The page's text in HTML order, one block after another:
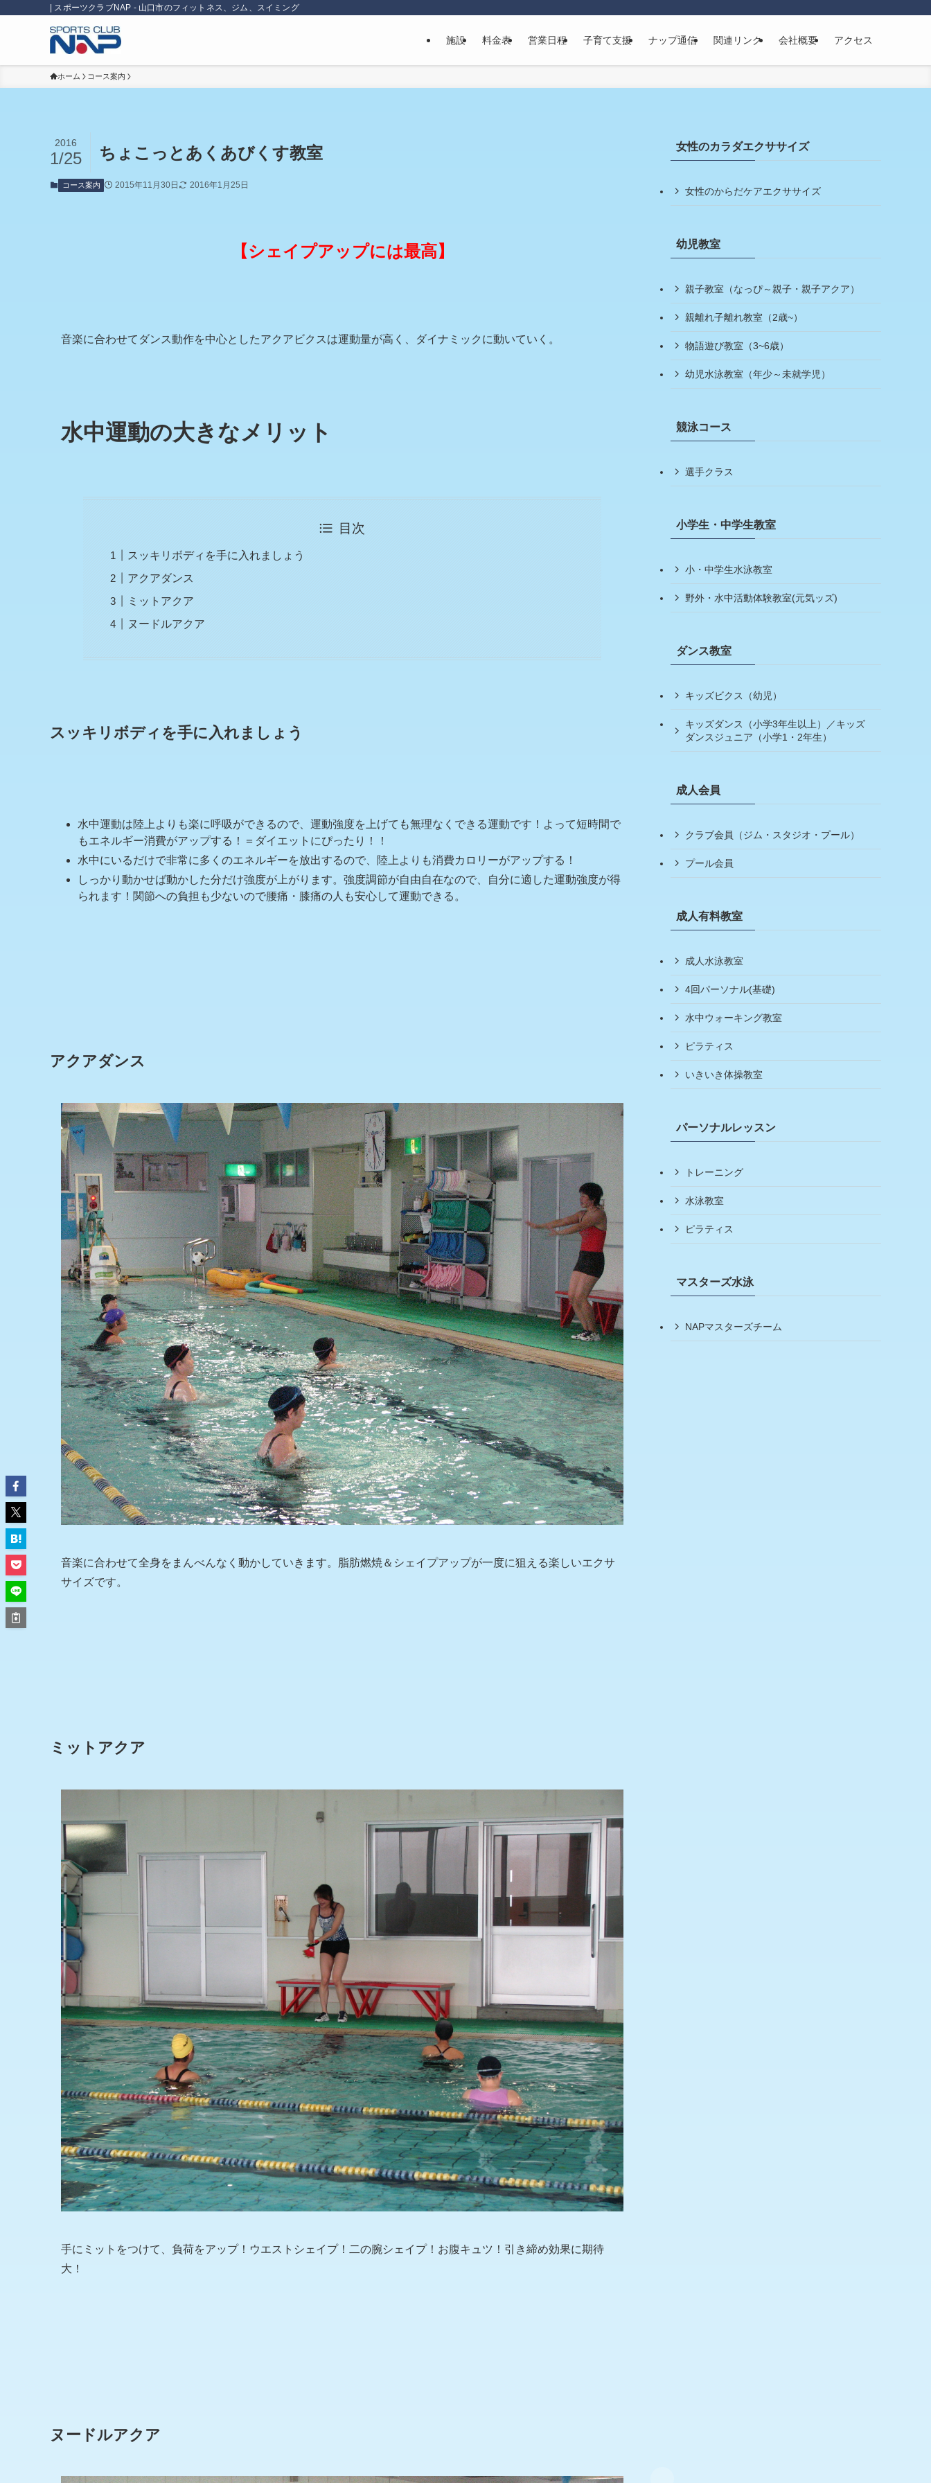
| スポーツクラブNAP - 山口市のフィットネス、ジム、スイミング
施設 料金表 営業日程 子育て支援 ナップ通信 関連リンク 会社概要 アクセス
ホーム コース案内
ちょこっとあくあびくす教室
2016
1/25
コース案内 2015年11月30日 2016年1月25日
【シェイプアップには最高】
音楽に合わせてダンス動作を中心としたアクアビクスは運動量が高く、ダイナミックに動いていく。
水中運動の大きなメリット
目次
スッキリボディを手に入れましょう
アクアダンス
ミットアクア
ヌードルアクア
スッキリボディを手に入れましょう
水中運動は陸上よりも楽に呼吸ができるので、運動強度を上げても無理なくできる運動です！よって短時間で
もエネルギー消費がアップする！＝ダイエットにぴったり！！
水中にいるだけで非常に多くのエネルギーを放出するので、陸上よりも消費カロリーがアップする！
しっかり動かせば動かした分だけ強度が上がります。強度調節が自由自在なので、自分に適した運動強度が得
られます！関節への負担も少ないので腰痛・膝痛の人も安心して運動できる。
アクアダンス
音楽に合わせて全身をまんべんなく動かしていきます。脂肪燃焼＆シェイプアップが一度に狙える楽しいエクサ
サイズです。
ミットアクア
手にミットをつけて、負荷をアップ！ウエストシェイプ！二の腕シェイプ！お腹キュツ！引き締め効果に期待
大！
ヌードルアクア
女性のカラダエクササイズ
女性のからだケアエクササイズ
幼児教室
親子教室（なっぴ～親子・親子アクア）
親離れ子離れ教室（2歳~）
物語遊び教室（3~6歳）
幼児水泳教室（年少～未就学児）
競泳コース
選手クラス
小学生・中学生教室
小・中学生水泳教室
野外・水中活動体験教室(元気ッズ)
ダンス教室
キッズビクス（幼児）
キッズダンス（小学3年生以上）／キッズ
ダンスジュニア（小学1・2年生）
成人会員
クラブ会員（ジム・スタジオ・プール）
プール会員
成人有料教室
成人水泳教室
4回パーソナル(基礎)
水中ウォーキング教室
ピラティス
いきいき体操教室
パーソナルレッスン
トレーニング
水泳教室
ピラティス
マスターズ水泳
NAPマスターズチーム